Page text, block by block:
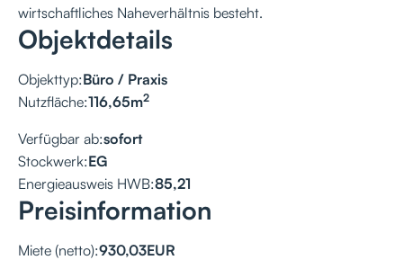
wirtschaftliches Naheverhältnis besteht.
Objektdetails
Objekttyp:Büro / Praxis
Nutzfläche:116,65m2
Verfügbar ab:sofort
Stockwerk:EG
Energieausweis HWB:85,21
Preisinformation
Miete (netto):930,03EUR